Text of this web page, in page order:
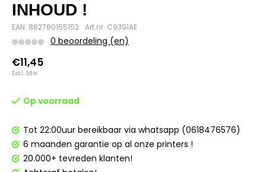
INHOUD !
EAN: 882780155152 Art.nr: C9391AE
0 beoordeling (en)
€11,45
Excl. btw
Op voorraad
Tot 22:00uur bereikbaar via whatsapp (0618476576)
6 maanden garantie op al onze printers !
20.000+ tevreden klanten!